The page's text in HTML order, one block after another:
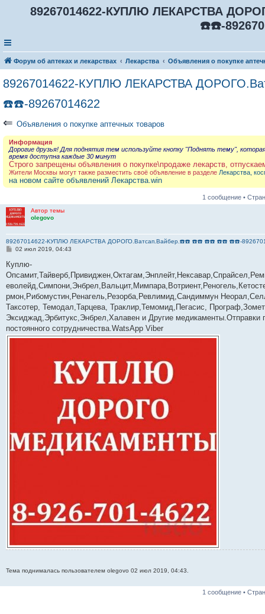
89267014622-КУПЛЮ ЛЕКАРСТВА
☎️☎️-
Форум об аптеках и лекарствах Лекарства Объявления о покупке
89267014622-КУПЛЮ ЛЕКАРСТВА
☎️☎️-89267014622
⇐ Объявления о покупке аптечных товаров
Информация
Дорогие друзья! Для поднятия тем используйте кнопку "Поднять тему",
время доступна каждые 30 минут
Строго запрещены объявления о покупке\продаже лекарств,
Жители Москвы могут также разместить своё объявление в разделе Лекарства,
на новом сайте объявлений Лекарства.win
1 сообщение •
Автор темы
olegovo
89267014622-КУПЛЮ ЛЕКАРСТВА ДОРОГО.Ватсап.Вайбер.☎️☎️ ☎️☎️ ☎️☎️ ☎️☎️ ☎️☎️-
С
о
б
щ
е
и
е
02 июл 2019, 04:43
Куплю-
рмон,Рибомустин,Ренагель,Резорба,Ревлимид,Сандиммун
Таксотер, Темодал,Тарцева, Траклир,Темомид,Пегасис,
Эксиджад,Эрбитукс,Энбрел,Халавен и Другие
постоянного сотрудничества.WatsApp Viber
Тема поднималась пользователем olegovo 02 июл 2019, 04:43.
1 сообщение •